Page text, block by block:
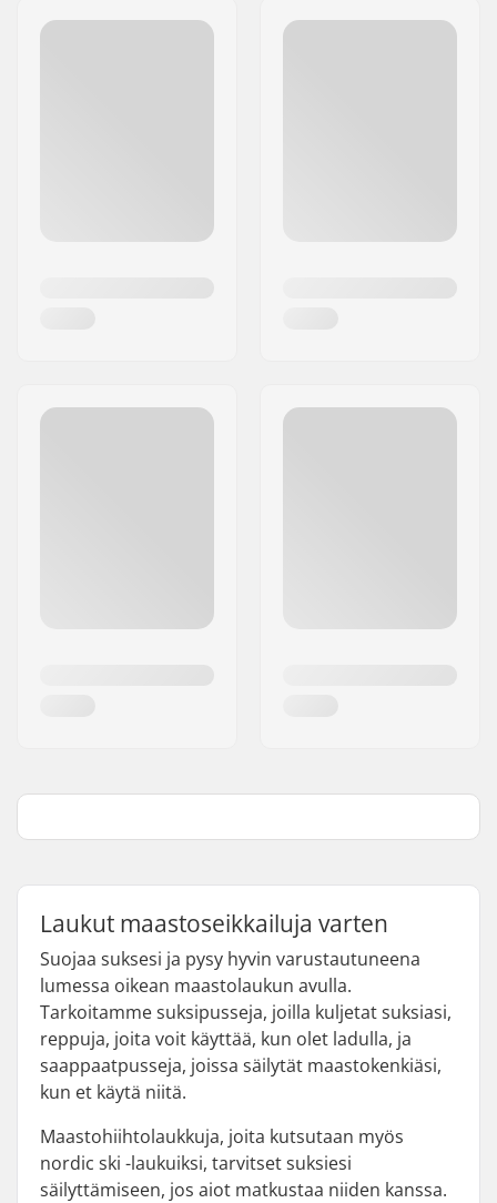
Laukut maastoseikkailuja varten
Suojaa suksesi ja pysy hyvin varustautuneena
lumessa oikean maastolaukun avulla.
Tarkoitamme suksipusseja, joilla kuljetat suksiasi,
reppuja, joita voit käyttää, kun olet ladulla, ja
saappaatpusseja, joissa säilytät maastokenkiäsi,
kun et käytä niitä.
Maastohiihtolaukkuja, joita kutsutaan myös
nordic ski -laukuiksi, tarvitset suksiesi
säilyttämiseen, jos aiot matkustaa niiden kanssa.